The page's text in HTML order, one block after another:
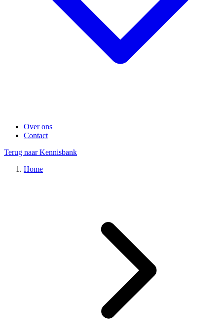
Over ons
Contact
Terug naar Kennisbank
Home